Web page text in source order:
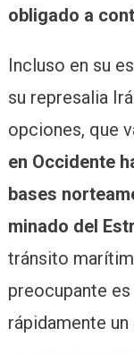
obligado a
Incluso en su
su represalia
opciones, que
en Occidente
bases
minado del
tránsito
preocupante
rápidamente